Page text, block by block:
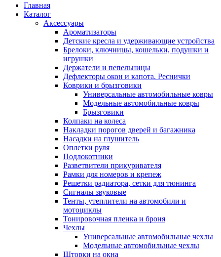
Главная
Каталог
Аксессуары
Ароматизаторы
Детские кресла и удерживающие устройства
Брелоки, ключницы, кошельки, подушки и
игрушки
Держатели и пепельницы
Дефлекторы окон и капота. Реснички
Коврики и брызговики
Универсальные автомобильные ковры
Модельные автомобильные ковры
Брызговики
Колпаки на колеса
Накладки порогов дверей и багажника
Насадки на глушитель
Оплетки руля
Подлокотники
Разветвители прикуривателя
Рамки для номеров и крепеж
Решетки радиатора, сетки для тюнинга
Сигналы звуковые
Тенты, утеплители на автомобили и
мотоциклы
Тонировочная пленка и броня
Чехлы
Универсальные автомобильные чехлы
Модельные автомобильные чехлы
Шторки на окна